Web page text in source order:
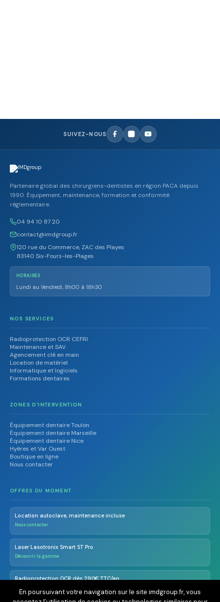
SUIVEZ-NOUS
Partenaire global des chirurgiens-dentistes en région PACA depuis
1990. Équipement, maintenance, formation et conformité
réglementaire.
04 94 10 87 20
contact@imdgroup.fr
120 rue du Commerce, ZAC des Playes
83140 Six-Fours-les-Plages
HORAIRES
Lundi au Vendredi, 8h00 à 18h30
NOS SERVICES
Radioprotection OCR CEFRI
Maintenance et SAV
Agencement clé en main
Location de matériel
Informatique et logiciels
Formations dentaires
ZONES D'INTERVENTION
Équipement dentaire Toulon
Équipement dentaire Marseille
Équipement dentaire Nice
Hyères et Var Ouest
Boutique en ligne
Nous contacter
OFFRES DU MOMENT
Location autoclave, maintenance incluse
Nous contacter
Laser Lasotronix Smart ST Pro
Découvrir la gamme
Radioprotection OCR dès 290€ TTC/an
En poursuivant votre navigation sur le site imdgroup.fr, vous